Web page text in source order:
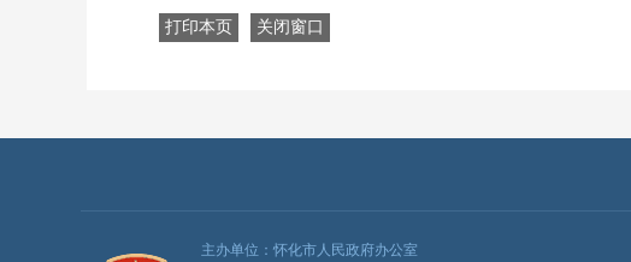
打印本页 关闭窗口
主办单位：怀化市人民政府办公室